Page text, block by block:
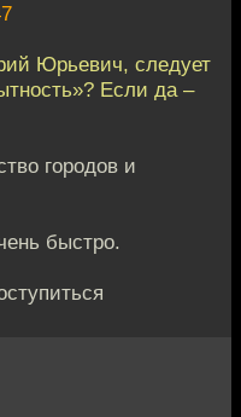
Юрьевич, следует
Если да –
городов и
быстро.